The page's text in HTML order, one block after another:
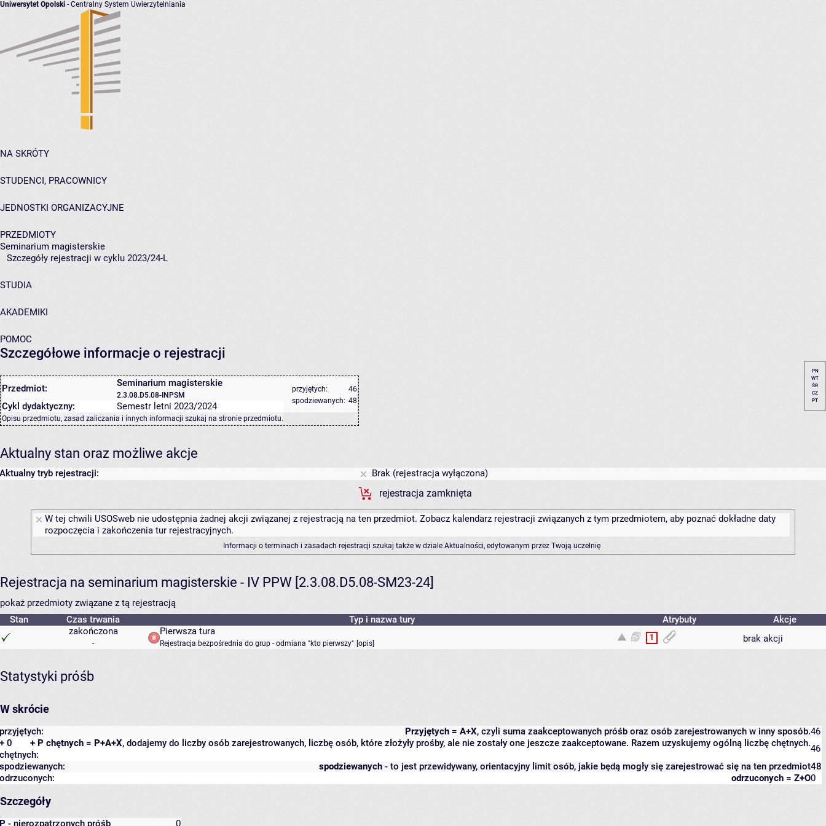
Uniwersytet Opolski - Centralny System Uwierzytelniania
NA SKRÓTY
STUDENCI, PRACOWNICY
JEDNOSTKI ORGANIZACYJNE
PRZEDMIOTY
Seminarium magisterskie
Szczegóły rejestracji w cyklu 2023/24-L
STUDIA
AKADEMIKI
POMOC
Szczegółowe informacje o rejestracji
Przedmiot: Seminarium magisterskie
2.3.08.D5.08-INPSM
przyjętych:
46
spodziewanych: 48
Cykl dydaktyczny: Semestr letni 2023/2024
Opisu przedmiotu, zasad zaliczania i innych informacji szukaj na stronie przedmiotu.
PN
WT
ŚR
CZ
PT
Aktualny stan oraz możliwe akcje
Aktualny tryb rejestracji:
Brak (rejestracja wyłączona)
rejestracja zamknięta
W tej chwili USOSweb nie udostępnia żadnej akcji związanej z rejestracją na ten przedmiot. Zobacz kalendarz rejestracji związanych z tym przedmiotem, aby poznać dokładne daty
rozpoczęcia i zakończenia tur rejestracyjnych.
Informacji o terminach i zasadach rejestracji szukaj także w dziale Aktualności, edytowanym przez Twoją uczelnię
Rejestracja na seminarium magisterskie - IV PPW [2.3.08.D5.08-SM23-24]
pokaż przedmioty związane z tą rejestracją
Stan
Czas trwania Typ i nazwa tury Atrybuty
Akcje
zakończona
-
Pierwsza tura
Rejestracja bezpośrednia do grup - odmiana "kto pierwszy" opis
1 brak akcji
Statystyki próśb
W skrócie
Przyjętych = A+X, czyli suma zaakceptowanych próśb oraz osób zarejestrowanych w inny sposób.
przyjętych:
46
+ P chętnych = P+A+X, dodajemy do liczby osób zarejestrowanych, liczbę osób, które złożyły prośby, ale nie zostały one jeszcze zaakceptowane. Razem uzyskujemy ogólną liczbę chętnych.
+ 0
chętnych:
46
spodziewanych - to jest przewidywany, orientacyjny limit osób, jakie będą mogły się zarejestrować się na ten przedmiot
spodziewanych:
48
odrzuconych = Z+O
odrzuconych: 0
Szczegóły
P - nierozpatrzonych próśb 0